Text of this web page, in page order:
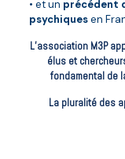
• et un précédent
psychiquesen
L’association M3P
élus et
fondamental de
La pluralité des